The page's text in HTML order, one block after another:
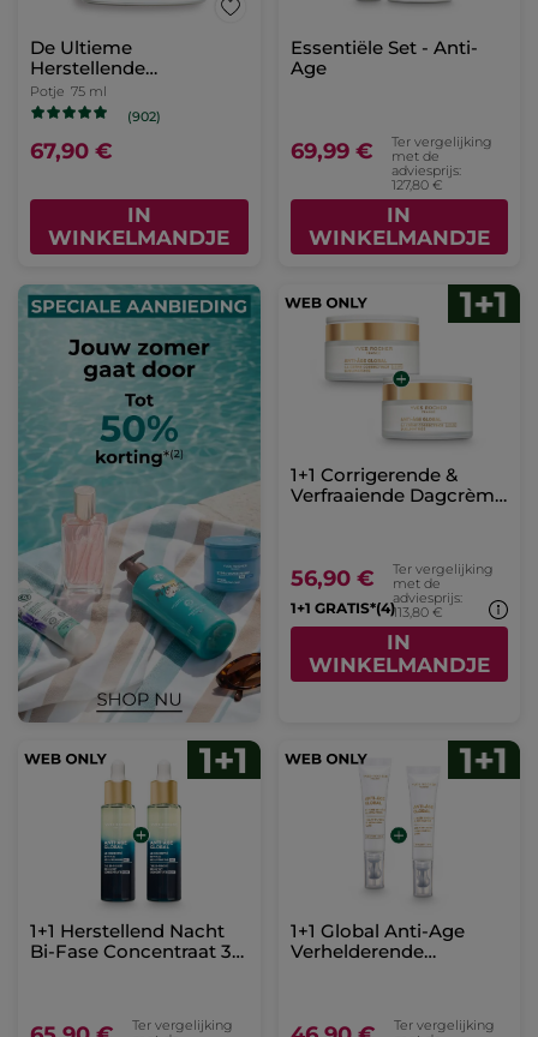
De Ultieme
Herstellende
Verzorging - Dag en
Nacht
Potje 75 ml
(902)
67,90 €
IN
WINKELMANDJE
Essentiële Set - Anti-
Age
69,99 €
Ter vergelijking
met de
adviesprijs:
127,80 €
IN
WINKELMANDJE
1+1 Corrigerende &
Verfraaiende Dagcrème
56,90 €
Ter vergelijking
met de
adviesprijs:
113,80 €
1+1 GRATIS*(4)
IN
WINKELMANDJE
1+1 Herstellend Nacht
Bi-Fase Concentraat 30
Ter vergelijking
1+1 Global Anti-Age
Verhelderende
Ter vergelijking